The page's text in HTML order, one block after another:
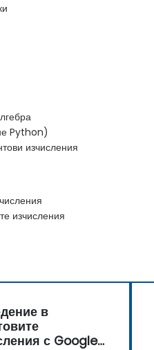
Python)
изчисления
изчисления
в
с Google